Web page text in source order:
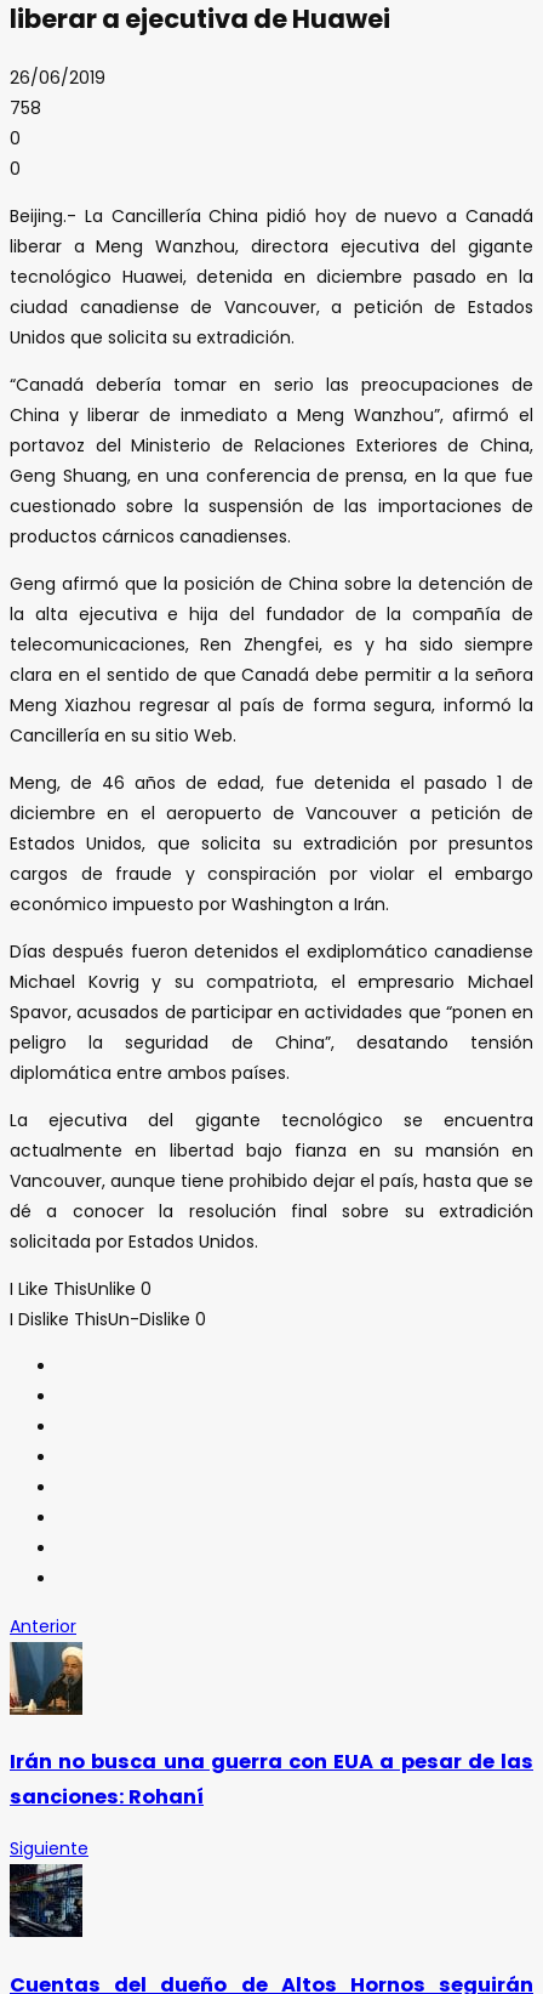
liberar a ejecutiva de Huawei
26/06/2019
758
0
0
Beijing.- La Cancillería China pidió hoy de nuevo a Canadá
liberar a Meng Wanzhou, directora ejecutiva del gigante
tecnológico Huawei, detenida en diciembre pasado en la
ciudad canadiense de Vancouver, a petición de Estados
Unidos que solicita su extradición.
“Canadá debería tomar en serio las preocupaciones de
China y liberar de inmediato a Meng Wanzhou”, afirmó el
portavoz del Ministerio de Relaciones Exteriores de China,
Geng Shuang, en una conferencia de prensa, en la que fue
cuestionado sobre la suspensión de las importaciones de
productos cárnicos canadienses.
Geng afirmó que la posición de China sobre la detención de
la alta ejecutiva e hija del fundador de la compañía de
telecomunicaciones, Ren Zhengfei, es y ha sido siempre
clara en el sentido de que Canadá debe permitir a la señora
Meng Xiazhou regresar al país de forma segura, informó la
Cancillería en su sitio Web.
Meng, de 46 años de edad, fue detenida el pasado 1 de
diciembre en el aeropuerto de Vancouver a petición de
Estados Unidos, que solicita su extradición por presuntos
cargos de fraude y conspiración por violar el embargo
económico impuesto por Washington a Irán.
Días después fueron detenidos el exdiplomático canadiense
Michael Kovrig y su compatriota, el empresario Michael
Spavor, acusados de participar en actividades que “ponen en
peligro la seguridad de China”, desatando tensión
diplomática entre ambos países.
La ejecutiva del gigante tecnológico se encuentra
actualmente en libertad bajo fianza en su mansión en
Vancouver, aunque tiene prohibido dejar el país, hasta que se
dé a conocer la resolución final sobre su extradición
solicitada por Estados Unidos.
I Like ThisUnlike 0
I Dislike ThisUn-Dislike 0
Anterior
Irán no busca una guerra con EUA a pesar de las
sanciones: Rohaní
Siguiente
Cuentas del dueño de Altos Hornos seguirán